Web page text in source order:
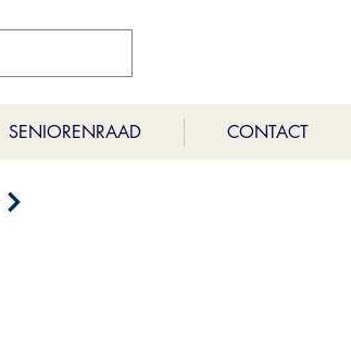
SENIORENRAAD CONTACT